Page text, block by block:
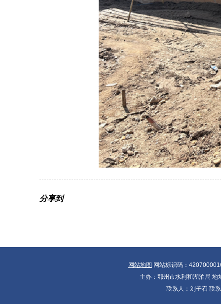
分享到
网站地图 网站标识码：
主办：鄂州市水利和湖泊局
联系人：刘子召 联